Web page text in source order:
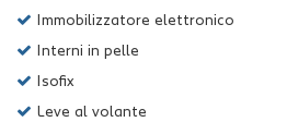
Immobilizzatore elettronico
Interni in pelle
Isofix
Leve al volante